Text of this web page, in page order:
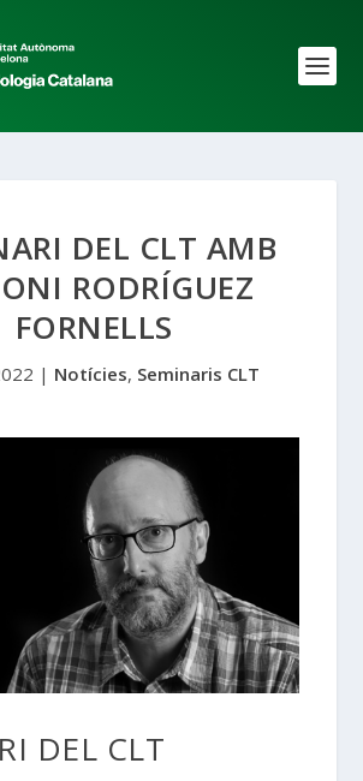
DEL CLT AMB
RODRÍGUEZ
FORNELLS
| Notícies, Seminaris CLT
DEL CLT